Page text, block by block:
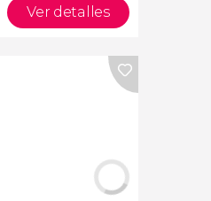
Ver detalles